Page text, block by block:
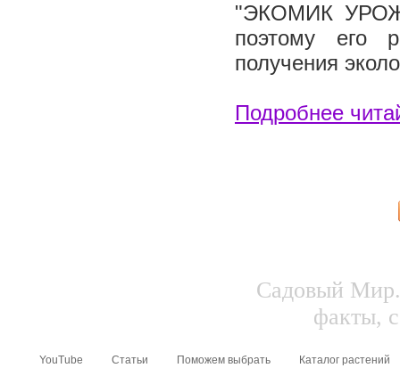
"ЭКОМИК
поэтому его
получения
Подробнее
Садовый Мир.
факты,
YouTube Статьи Поможем выбрать Каталог растений